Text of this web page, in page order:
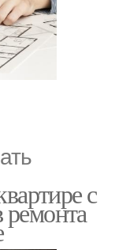
с
ремонта